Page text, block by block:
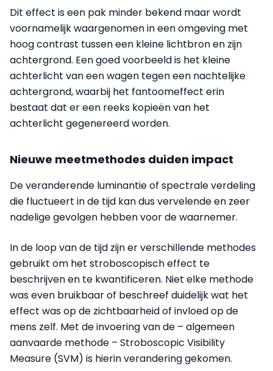
Dit effect is een pak minder bekend maar wordt
voornamelijk waargenomen in een omgeving met
hoog contrast tussen een kleine lichtbron en zijn
achtergrond. Een goed voorbeeld is het kleine
achterlicht van een wagen tegen een nachtelijke
achtergrond, waarbij het fantoomeffect erin
bestaat dat er een reeks kopieën van het
achterlicht gegenereerd worden.
Nieuwe meetmethodes duiden impact
De veranderende luminantie of spectrale verdeling
die fluctueert in de tijd kan dus vervelende en zeer
nadelige gevolgen hebben voor de waarnemer.
In de loop van de tijd zijn er verschillende methodes
gebruikt om het stroboscopisch effect te
beschrijven en te kwantificeren. Niet elke methode
was even bruikbaar of beschreef duidelijk wat het
effect was op de zichtbaarheid of invloed op de
mens zelf. Met de invoering van de – algemeen
aanvaarde methode – Stroboscopic Visibility
Measure (SVM) is hierin verandering gekomen.